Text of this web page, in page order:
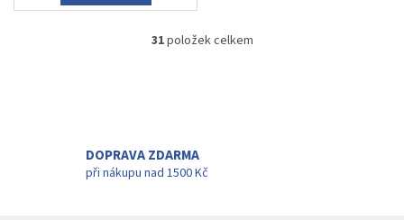
O
í
31položek celkem
DOPRAVA ZDARMA
při nákupu nad 1500 Kč